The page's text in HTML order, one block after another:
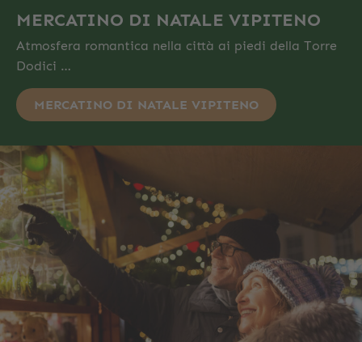
MERCATINO DI NATALE VIPITENO
Atmosfera romantica nella città ai piedi della Torre
Dodici …
MERCATINO DI NATALE VIPITENO